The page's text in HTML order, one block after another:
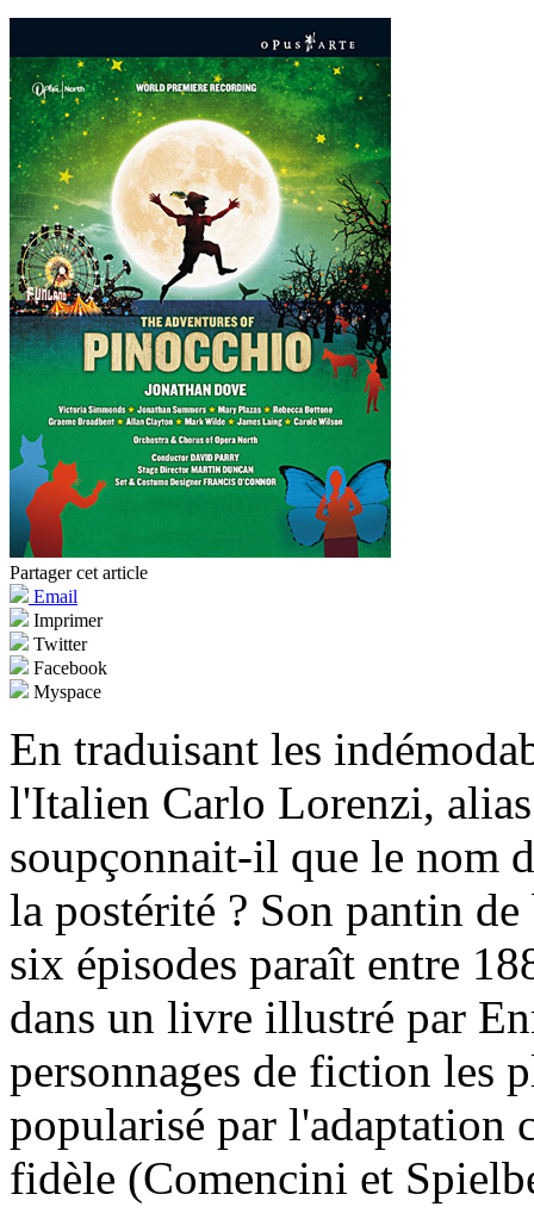
Partager cet article
Email
Imprimer
Twitter
Facebook
Myspace
En traduisant les
l'Italien Carlo Lorenzi,
soupçonnait-il que le nom
la postérité ? Son pantin
six épisodes paraît entre
dans un livre illustré par
personnages de fiction les
popularisé par l'adaptation
fidèle (Comencini et